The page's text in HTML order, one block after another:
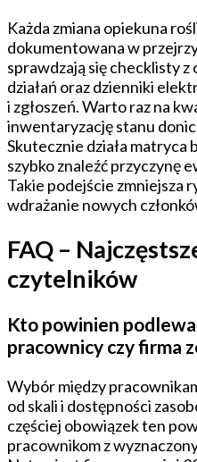
Każda zmiana opiekuna
dokumentowana w
sprawdzają się checklisty
działań oraz dzienniki
i zgłoszeń. Warto raz na
inwentaryzację stanu
Skutecznie działa matryca
szybko znaleźć przyczynę
Takie podejście zmniejsza
wdrażanie nowych
FAQ –
czytelników
Kto powinien
pracownicy czy firma
Wybór między
od skali i dostępności
częściej obowiązek ten
pracownikom z